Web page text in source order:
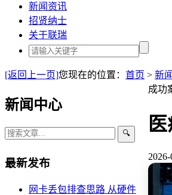
新闻资讯
招贤纳士
关于联瑞
[返回上一页]您现在的位置： 首页 > 新
新闻中心
🔍
最新发布
网卡丢包排查思路 从硬件
成功